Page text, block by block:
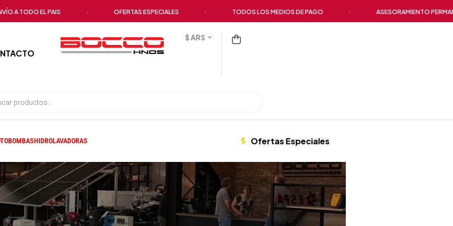
TODO EL PAIS OFERTAS ESPECIALES TODOS LOS MEDIOS DE PAGO ASESORAMIENTO
$ ARS
HIDROLAVADORAS Ofertas Especiales